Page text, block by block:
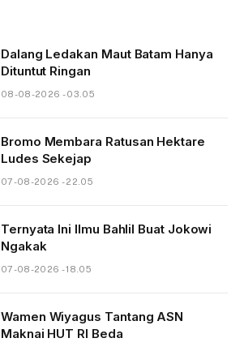
Dalang Ledakan Maut Batam Hanya
Dituntut Ringan
08-08-2026 - 03.05
Bromo Membara Ratusan Hektare
Ludes Sekejap
07-08-2026 - 22.05
Ternyata Ini Ilmu Bahlil Buat Jokowi
Ngakak
07-08-2026 - 18.05
Wamen Wiyagus Tantang ASN
Maknai HUT RI Beda